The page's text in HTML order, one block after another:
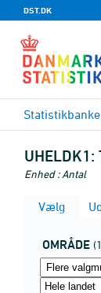
DST.DK
UHELDK1:
Enhed : Antal
Vælg
OMRÅDE